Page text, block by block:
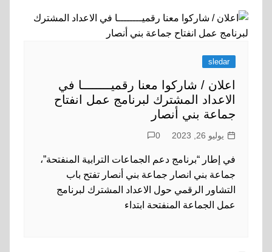
sledar
اعلان / شاركوا معنا رقميــــــــا في
الاعداد المشترك لبرنامج عمل انفتاح
جماعة بني أنصار
يوليو 26, 2023 0
في إطار “برنامج دعم الجماعات الترابية المنفتحة”،
جماعة بني انصار جماعة بني أنصار تفتح باب
التشاور الرقمي حول الاعداد المشترك لبرنامج
عمل الجماعة المنفتحة ابتداء